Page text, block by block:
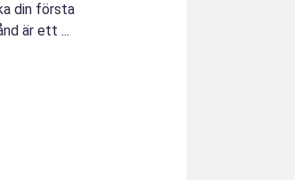
din första
är ett ...